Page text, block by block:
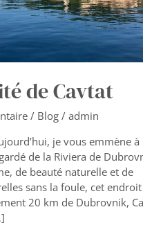
de Cavtat
/ Blog /admin
je vous emmène à
de la Riviera de
de beauté naturelle et de
sans la foule, cet
20 km de Dubrovnik,